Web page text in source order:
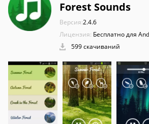
Forest Sounds
Версия:2.4.6
Лицензия: Бесплатно для
599 скачиваний